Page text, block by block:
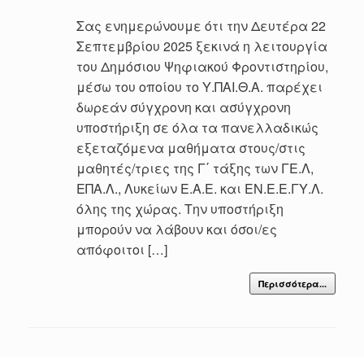
Σας ενημερώνουμε ότι την Δευτέρα 22
Σεπτεμβρίου 2025 ξεκινά η λειτουργία
του Δημόσιου Ψηφιακού Φροντιστηρίου,
μέσω του οποίου το Υ.ΠΑΙ.Θ.Α. παρέχει
δωρεάν σύγχρονη και ασύγχρονη
υποστήριξη σε όλα τα πανελλαδικώς
εξεταζόμενα μαθήματα στους/στις
μαθητές/τριες της Γ΄ τάξης των ΓΕ.Λ,
ΕΠΑ.Λ., Λυκείων Ε.Α.Ε. και ΕΝ.Ε.Ε.ΓΥ.Λ.
όλης της χώρας. Την υποστήριξη
μπορούν να λάβουν και όσοι/ες
απόφοιτοι […]
Περισσότερα...